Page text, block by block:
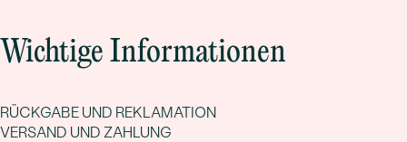
Wichtige Informationen
RÜCKGABE UND REKLAMATION
VERSAND UND ZAHLUNG